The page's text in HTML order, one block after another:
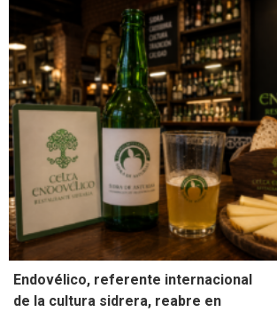
Endovélico, referente internacional
de la cultura sidrera, reabre en